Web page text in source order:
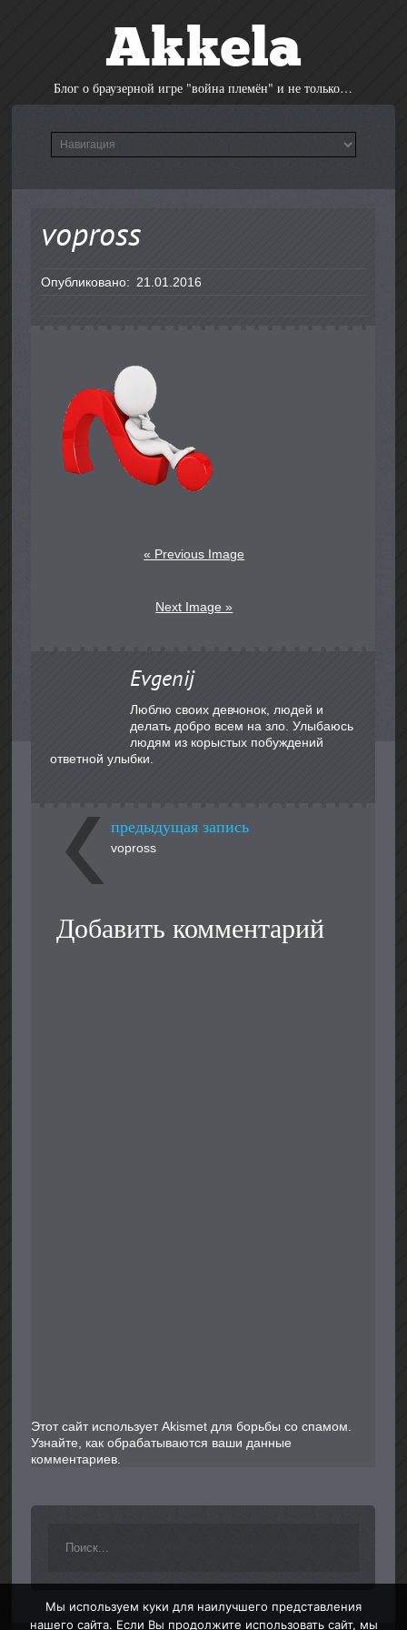
Akkela
Блог о браузерной игре "война племён" и не только…
vopross
Опубликовано: 21.01.2016
« Previous Image
Next Image »
Evgenij
Люблю своих девчонок, людей и
делать добро всем на зло. Улыбаюсь
людям из корыстых побуждений
ответной улыбки.
предыдущая запись
vopross
Добавить комментарий
Этот сайт использует Akismet для борьбы со спамом.
Узнайте, как обрабатываются ваши данные
комментариев.
Мы используем куки для наилучшего представления
нашего сайта. Если Вы продолжите использовать сайт, мы